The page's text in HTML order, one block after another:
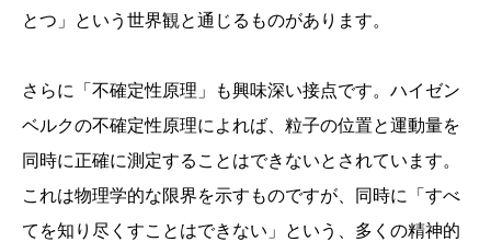
とつ」という世界観と通じるものがあります。
さらに「不確定性原理」も興味深い接点です。ハイゼン
ベルクの不確定性原理によれば、粒子の位置と運動量を
同時に正確に測定することはできないとされています。
これは物理学的な限界を示すものですが、同時に「すべ
てを知り尽くすことはできない」という、多くの精神的